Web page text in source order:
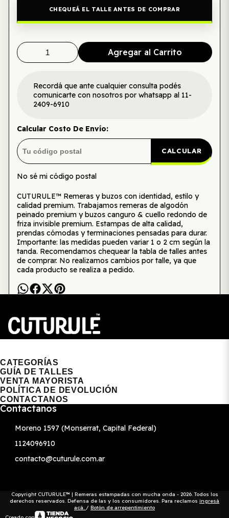
CHEQUEÁ EL TALLE ANTES DE COMPRAR
Agregar al Carrito
Recordá que ante cualquier consulta podés
comunicarte con nosotros por whatsapp al 11-
2409-6910
Calcular Costo De Envío:
CALCULAR
No sé mi código postal
CUTURULE™ Remeras y buzos con identidad, estilo y
calidad premium. Trabajamos remeras de algodón
peinado premium y buzos canguro & cuello redondo de
friza invisible premium. Estampas de alta calidad,
prendas cómodas y terminaciones pensadas para durar.
Importante: las medidas pueden variar 1 o 2 cm según la
tanda. Recomendamos chequear la tabla de talles antes
de comprar. No realizamos cambios por talle, ya que
cada producto se realiza a pedido.
CATEGORÍAS
GUÍA DE TALLES
VENTA MAYORISTA
POLÍTICA DE DEVOLUCIÓN
CONTACTANOS
Contactanos
Moreno 1597 (Monserrat, Capital Federal)
1124096910
contacto@cuturule.com.ar
Copyright CUTURULE™ | Remeras estampadas con mucha onda - 2026. Todos los
derechos reservados. Defensa de las y los consumidores. Para reclamos ingresá
acá. / Botón de arrepentimiento